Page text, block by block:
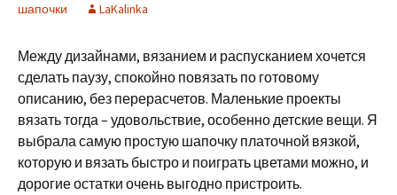
шапочки
LaKalinka
Между дизайнами, вязанием и распусканием хочется
сделать паузу, спокойно повязать по готовому
описанию, без перерасчетов. Маленькие проекты
вязать тогда – удовольствие, особенно детские вещи. Я
выбрала самую простую шапочку платочной вязкой,
которую и вязать быстро и поиграть цветами можно, и
дорогие остатки очень выгодно пристроить.